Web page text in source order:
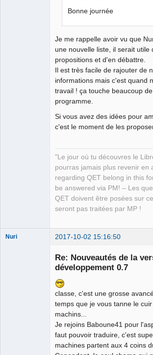
Bonne journée
Je me rappelle avoir vu que
une nouvelle liste, il serait utile
propositions et d'en débattre.
Il est très facile de rajouter de
informations mais c'est quand
travail ! ça touche beaucoup
programme.
Si vous avez des idées pour
c'est le moment de les
"Le jour où tu découvres le
pourras jamais plus revenir en
regarding QET belong in this
be answered via PM! – Les
QET doivent être posées sur
seront pas traitées par MP !
Nuri 2017-10-02 15:16:50
Re: Nouveautés de la
développement 0.7
classe, c'est une grosse
temps que je vous tanne le
machins...
Je rejoins Baboune41 pour
faut pouvoir traduire, c'est
machines partent aux 4 coins